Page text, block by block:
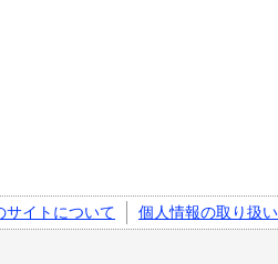
サイトについて 個人情報の取り扱い